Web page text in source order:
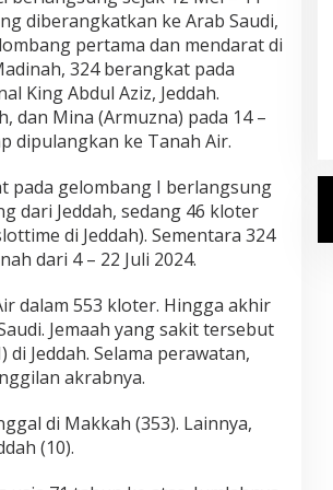
diberangkatkan ke Arab Saudi,
pertama dan mendarat di
324 berangkat pada
King Abdul Aziz, Jeddah.
dan Mina (Armuzna) pada 14 –
dipulangkan ke Tanah Air.
pada gelombang I berlangsung
dari Jeddah, sedang 46 kloter
di Jeddah). Sementara 324
dari 4 – 22 Juli 2024.
dalam 553 kloter. Hingga akhir
Jemaah yang sakit tersebut
Jeddah. Selama perawatan,
akrabnya.
di Makkah (353). Lainnya,
(10).
Kemenhaj Umumkan Daftar
Jemaah Haji 2027
Di Haji Senin, 20 Juli 2026